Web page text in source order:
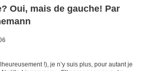
Oui, mais de gauche! Par
!), je n’y suis plus, pour autant je